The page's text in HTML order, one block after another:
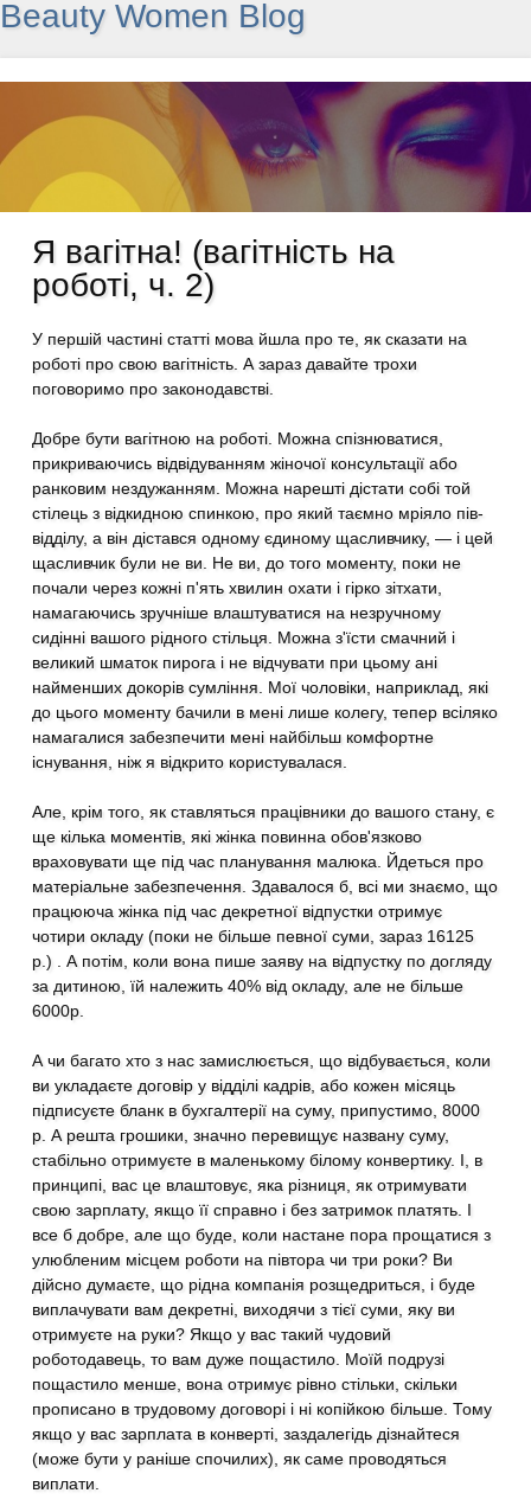
Beauty Women Blog
Я вагітна! (вагітність на
роботі, ч. 2)
У першій частині статті мова йшла про те, як сказати на
роботі про свою вагітність. А зараз давайте трохи
поговоримо про законодавстві.
Добре бути вагітною на роботі. Можна спізнюватися,
прикриваючись відвідуванням жіночої консультації або
ранковим нездужанням. Можна нарешті дістати собі той
стілець з відкидною спинкою, про який таємно мріяло пів-
відділу, а він дістався одному єдиному щасливчику, — і цей
щасливчик були не ви. Не ви, до того моменту, поки не
почали через кожні п'ять хвилин охати і гірко зітхати,
намагаючись зручніше влаштуватися на незручному
сидінні вашого рідного стільця. Можна з'їсти смачний і
великий шматок пирога і не відчувати при цьому ані
найменших докорів сумління. Мої чоловіки, наприклад, які
до цього моменту бачили в мені лише колегу, тепер всіляко
намагалися забезпечити мені найбільш комфортне
існування, ніж я відкрито користувалася.
Але, крім того, як ставляться працівники до вашого стану, є
ще кілька моментів, які жінка повинна обов'язково
враховувати ще під час планування малюка. Йдеться про
матеріальне забезпечення. Здавалося б, всі ми знаємо, що
працююча жінка під час декретної відпустки отримує
чотири окладу (поки не більше певної суми, зараз 16125
р.) . А потім, коли вона пише заяву на відпустку по догляду
за дитиною, їй належить 40% від окладу, але не більше
6000р.
А чи багато хто з нас замислюється, що відбувається, коли
ви укладаєте договір у відділі кадрів, або кожен місяць
підписуєте бланк в бухгалтерії на суму, припустимо, 8000
р. А решта грошики, значно перевищує названу суму,
стабільно отримуєте в маленькому білому конвертику. І, в
принципі, вас це влаштовує, яка різниця, як отримувати
свою зарплату, якщо її справно і без затримок платять. І
все б добре, але що буде, коли настане пора прощатися з
улюбленим місцем роботи на півтора чи три роки? Ви
дійсно думаєте, що рідна компанія розщедриться, і буде
виплачувати вам декретні, виходячи з тієї суми, яку ви
отримуєте на руки? Якщо у вас такий чудовий
роботодавець, то вам дуже пощастило. Моїй подрузі
пощастило менше, вона отримує рівно стільки, скільки
прописано в трудовому договорі і ні копійкою більше. Тому
якщо у вас зарплата в конверті, заздалегідь дізнайтеся
(може бути у раніше спочилих), як саме проводяться
виплати.